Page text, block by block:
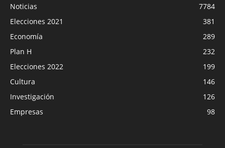
Noticias
7784
Elecciones 2021
381
Economía
289
Plan H
232
Elecciones 2022
199
Cultura
146
Investigación
126
Empresas
98